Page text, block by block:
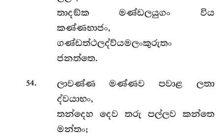
තාදඞ්ක මණ්ඩලයුගං විය
කණ්ණභාජං,
ගණ්ඩත්ථලද්ව්යමලංකුරුතං
ජනත්තෙ.
54.
ලාවණ්ණ මණ්ණව පවාළ ලතා
ද්වයාභං,
තන්දෙහ දෙව තරු පල්ලව කන්තෙ
මන්තං;